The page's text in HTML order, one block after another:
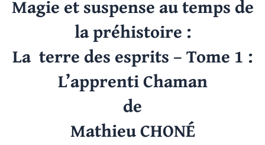
Magie et suspense au temps de
la préhistoire :
La terre des esprits – Tome 1 :
L’apprenti Chaman
de
Mathieu CHONÉ